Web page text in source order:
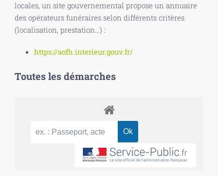
locales, un site gouvernemental propose un annuaire
des opérateurs funéraires selon différents critères
(localisation, prestation…) :
https://aofh.interieur.gouv.fr/
Toutes les démarches